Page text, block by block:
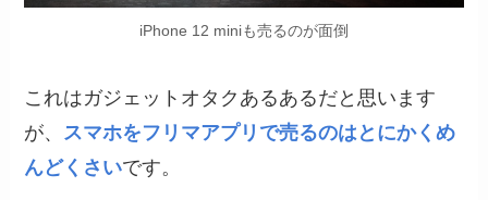
iPhone 12 miniも売るのが面倒
これはガジェットオタクあるあるだと思います
が、 スマホをフリマアプリで売るのはとにかくめ
んどくさいです。